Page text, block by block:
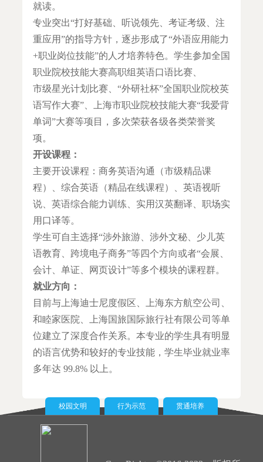
就读。
专业突出“打好基础、听说领先、考证考级、注
重应用”的指导方针，逐步形成了“外语应用能力
+职业岗位技能”的人才培养特色。学生参加全国
职业院校技能大赛高职组英语口语比赛、
市级星光计划比赛、“外研社杯”全国职业院校英
语写作大赛”、上海市职业院校技能大赛“我爱背
单词”大赛等项目，多次荣获各级各类荣誉奖
项。
开设课程：
主要开设课程：商务英语沟通（市级精品课
程）、综合英语（精品在线课程）、英语视听
说、英语综合能力训练、实用汉英翻译、职场实
用口译等。
学生可自主选择“涉外旅游、涉外文秘、少儿英
语教育、跨境电子商务”等四个方向或者“会展、
会计、单证、网页设计”等多个模块的课程群。
就业方向：
目前与上海迪士尼度假区、上海东方航空公司、
和睦家医院、上海国旅国际旅行社有限公司等单
位建立了深度合作关系。本专业的学生具有明显
的语言优势和较好的专业技能，学生毕业就业率
多年达 99.8% 以上。
校园文明 行为示范 贯通培养